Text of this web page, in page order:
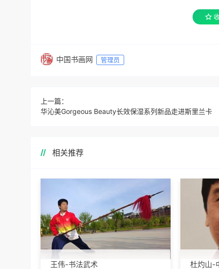
中国书画网 管理员
上一篇：
华沁美Gorgeous Beauty长效保湿系列新品走进斯里兰卡
相关推荐
王伟-书法武术 杜灼山-